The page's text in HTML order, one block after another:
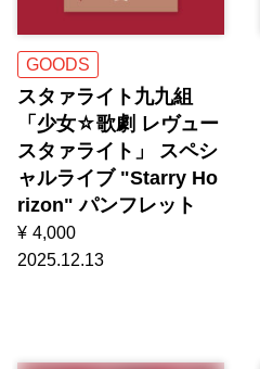
GOODS
スタァライト九九組
「少女☆歌劇 レヴュー
スタァライト」 スペシ
ャルライブ "Starry Ho
rizon" パンフレット
¥ 4,000
2025.12.13